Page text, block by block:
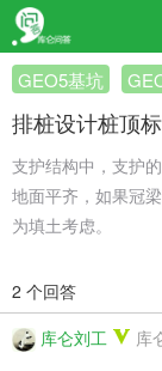
GEO5基坑
排桩设计桩顶
支护结构中，支护
地面平齐，如果冠
为填土考虑。
2 个回答
库仑刘工
库